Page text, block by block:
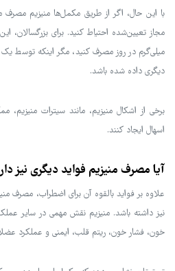
با این حال، اگر از طریق مکمل‌ها منیزیم مصرف
میلی‌گرم در روز مصرف کنید، مگر اینکه توسط
دیگری داده شده باشد.
برخی از اشکال منیزیم، مانند سیترات منیزیم،
اسهال ایجاد کنند.
آیا مصرف منیزیم فواید دیگری نیز
علاوه بر فواید بالقوه آن برای اضطراب، مصرف
نیز داشته باشد. منیزیم نقش مهمی در سایر
خون، فشار خون، ریتم قلب، ایمنی و عملکرد